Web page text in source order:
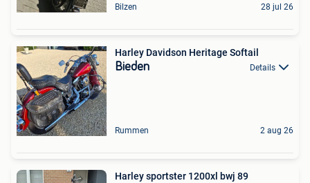
Bilzen 28 jul 26
Harley Davidson Heritage Softail
Bieden Details
Rummen 2 aug 26
Harley sportster 1200xl bwj 89